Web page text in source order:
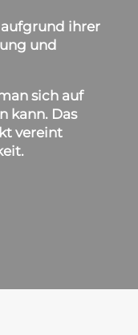
aufgrund ihrer
und
sich auf
kann. Das
vereint